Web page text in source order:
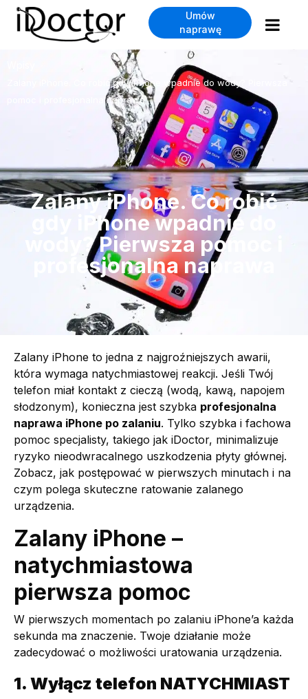
Umów
naprawę
Zalany iPhone. Co robić gdy iPhone wpadnie do wody? Pierwsza
pomoc i profesjonalna naprawa
Zalany iPhone. Co robić
gdy iPhone wpadnie do
wody? Pierwsza pomoc i
profesjonalna naprawa
Zalany iPhone to jedna z najgroźniejszych awarii,
która wymaga natychmiastowej reakcji. Jeśli Twój
telefon miał kontakt z cieczą (wodą, kawą, napojem
słodzonym), konieczna jest szybka profesjonalna
naprawa iPhone po zalaniu. Tylko szybka i fachowa
pomoc specjalisty, takiego jak iDoctor, minimalizuje
ryzyko nieodwracalnego uszkodzenia płyty głównej.
Zobacz, jak postępować w pierwszych minutach i na
czym polega skuteczne ratowanie zalanego
urządzenia.
Zalany iPhone –
natychmiastowa
pierwsza pomoc
W pierwszych momentach po zalaniu iPhone’a każda
sekunda ma znaczenie. Twoje działanie może
zadecydować o możliwości uratowania urządzenia.
1. Wyłącz telefon NATYCHMIAST